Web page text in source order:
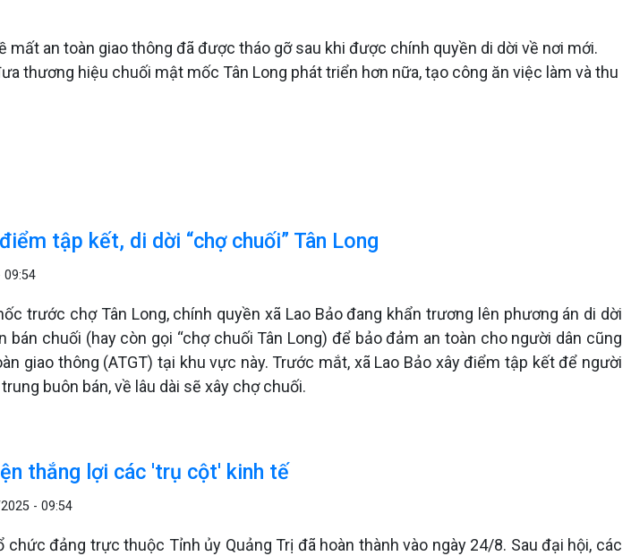
an toàn giao thông đã được tháo gỡ sau khi được chính quyền di dời về nơi mới.
thương hiệu chuối mật mốc Tân Long phát triển hơn nữa, tạo công ăn việc làm và thu
tập kết, di dời “chợ chuối” Tân Long
trước chợ Tân Long, chính quyền xã Lao Bảo đang khẩn trương lên phương án di dời
bán chuối (hay còn gọi “chợ chuối Tân Long) để bảo đảm an toàn cho người dân cũng
giao thông (ATGT) tại khu vực này. Trước mắt, xã Lao Bảo xây điểm tập kết để người
buôn bán, về lâu dài sẽ xây chợ chuối.
thắng lợi các 'trụ cột' kinh tế
- 09:54
đảng trực thuộc Tỉnh ủy Quảng Trị đã hoàn thành vào ngày 24/8. Sau đại hội, các